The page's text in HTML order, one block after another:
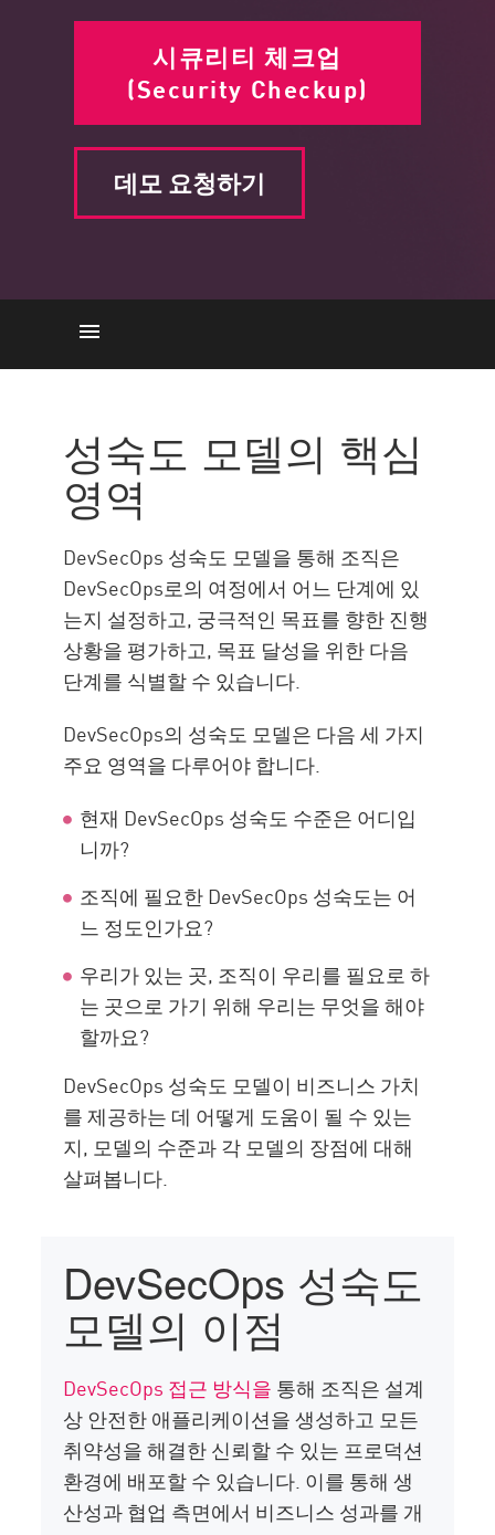
시큐리티 체크업
(Security Checkup)
데모 요청하기
Levels
Reach DevSecOps Maturity with
Check Point
성숙도 모델의 핵심
영역
DevSecOps 성숙도 모델을 통해 조직은
DevSecOps로의 여정에서 어느 단계에 있
는지 설정하고, 궁극적인 목표를 향한 진행
상황을 평가하고, 목표 달성을 위한 다음
단계를 식별할 수 있습니다.
DevSecOps의 성숙도 모델은 다음 세 가지
주요 영역을 다루어야 합니다.
현재 DevSecOps 성숙도 수준은 어디입
니까?
조직에 필요한 DevSecOps 성숙도는 어
느 정도인가요?
우리가 있는 곳, 조직이 우리를 필요로 하
는 곳으로 가기 위해 우리는 무엇을 해야
할까요?
DevSecOps 성숙도 모델이 비즈니스 가치
를 제공하는 데 어떻게 도움이 될 수 있는
지, 모델의 수준과 각 모델의 장점에 대해
살펴봅니다.
DevSecOps 성숙도
모델의 이점
DevSecOps 접근 방식을 통해 조직은 설계
상 안전한 애플리케이션을 생성하고 모든
취약성을 해결한 신뢰할 수 있는 프로덕션
환경에 배포할 수 있습니다. 이를 통해 생
산성과 협업 측면에서 비즈니스 성과를 개